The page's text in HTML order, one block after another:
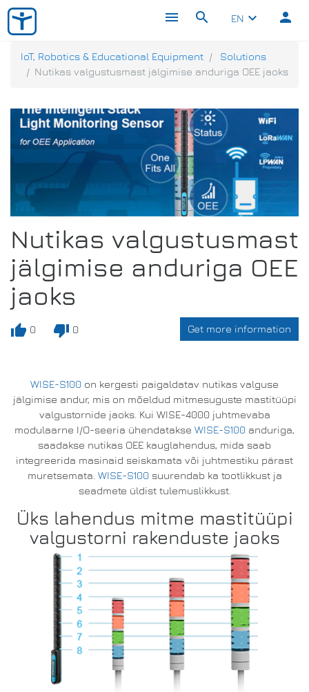
menu search EN keyboard_arrow_down person
IoT, Robotics & Educational Equipment
Solutions
Nutikas valgustusmast jälgimise anduriga OEE jaoks
Nutikas valgustusmast
jälgimise anduriga OEE
jaoks
thumb_up 0 thumb_down 0 Get more information
WISE-S100 on kergesti paigaldatav nutikas valguse
jälgimise andur, mis on mõeldud mitmesuguste mastitüüpi
valgustornide jaoks. Kui WISE-4000 juhtmevaba
modulaarne I/O-seeria ühendatakse WISE-S100 anduriga,
saadakse nutikas OEE kauglahendus, mida saab
integreerida masinaid seiskamata või juhtmestiku pärast
muretsemata. WISE-S100suurendab ka tootlikkust ja
seadmete üldist tulemuslikkust.
Üks lahendus mitme mastitüüpi
valgustorni rakenduste jaoks